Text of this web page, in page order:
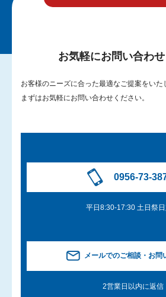
お気軽にお問い合わ
お客様のニーズに合った最適なご提案をいた
まずはお気軽にお問い合わせください。
0956-73-
平日8:30-17:30 土日祭
メールでのご相談・お問
2営業日以内に返信